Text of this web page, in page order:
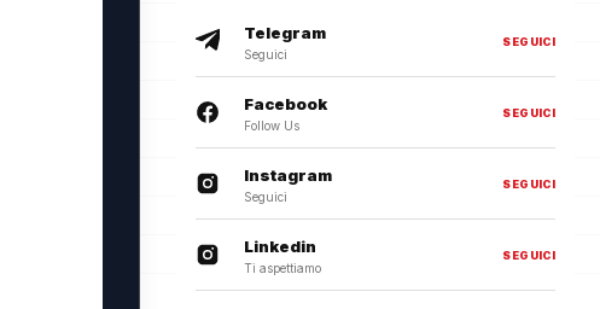
Telegram
Seguici
SEGUICI
Facebook
Follow Us
SEGUICI
Instagram
Seguici
SEGUICI
Linkedin
Ti aspettiamo
SEGUICI